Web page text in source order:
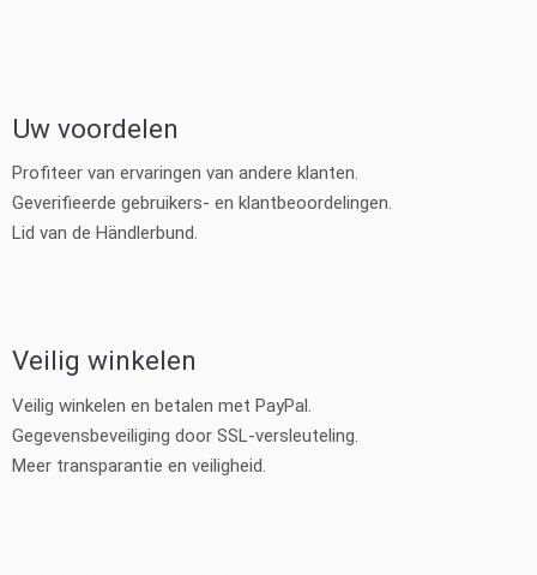
Uw voordelen
Profiteer van ervaringen van andere klanten.
Geverifieerde gebruikers- en klantbeoordelingen.
Lid van de Händlerbund.
Veilig winkelen
Veilig winkelen en betalen met PayPal.
Gegevensbeveiliging door SSL-versleuteling.
Meer transparantie en veiligheid.